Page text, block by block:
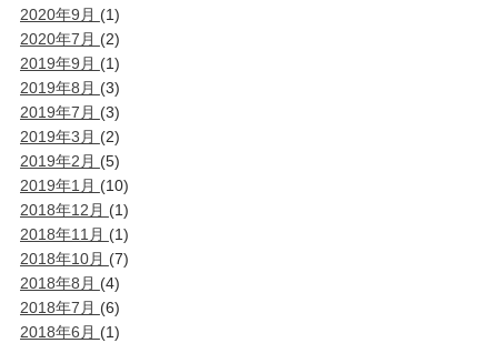
2020年9月 (1)
2020年7月 (2)
2019年9月 (1)
2019年8月 (3)
2019年7月 (3)
2019年3月 (2)
2019年2月 (5)
2019年1月 (10)
2018年12月 (1)
2018年11月 (1)
2018年10月 (7)
2018年8月 (4)
2018年7月 (6)
2018年6月 (1)